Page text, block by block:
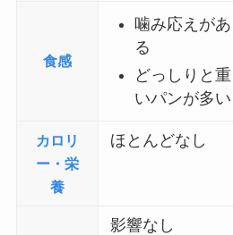
食感
噛み応えがあ
る
どっしりと重
いパンが多い
カロリ
ー・栄
養
ほとんどなし
影響なし